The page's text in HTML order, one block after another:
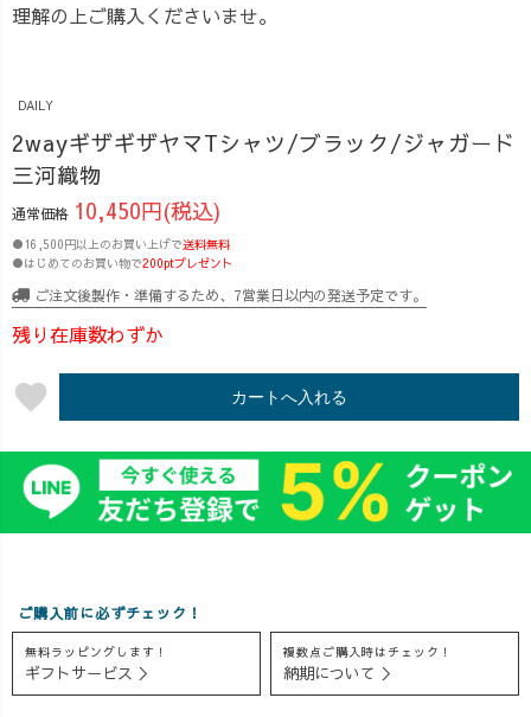
理解の上ご購入くださいませ。
DAILY
2wayギザギザヤマTシャツ/ブラック/ジャガード
三河織物
通常価格 10,450円(税込)
●16,500円以上のお買い上げで送料無料
●はじめてのお買い物で200ptプレゼント
ご注文後製作・準備するため、7営業日以内の発送予定です。
残り在庫数わずか
favorite カートへ入れる
ご購入前に必ずチェック！
無料ラッピングします！
ギフトサービス ＞
複数点ご購入時はチェック！
納期について ＞